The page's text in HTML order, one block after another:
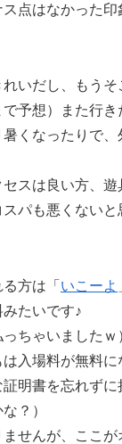
点はなかった印
いだし、もう
予想）また行き
くなったりで、
スは良い方、遊
パも悪くないと
方は「 いこーよ
たいです♪
ちゃいましたｗ
入場料が無料に
明書を忘れずに
？）
せんが、ここが